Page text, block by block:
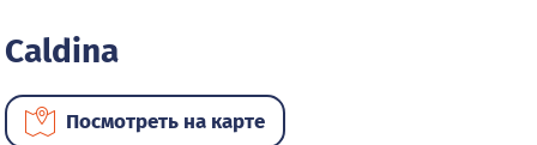
Caldina
Посмотреть на карте